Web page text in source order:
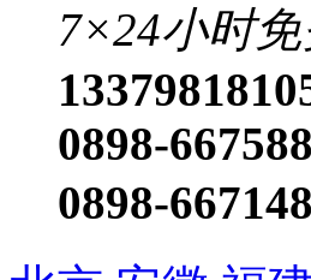
7×24小时
0898-
0898-